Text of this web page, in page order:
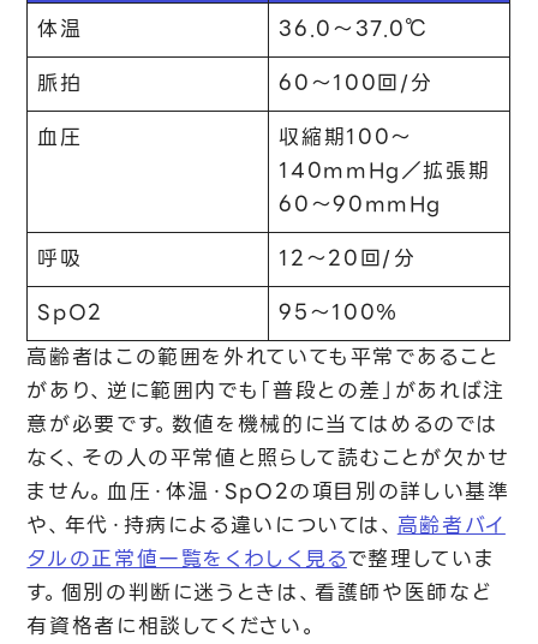
体温
36.0〜37.0℃
脈拍
60〜100回/分
血圧
収縮期100〜
140mmHg／拡張期
60〜90mmHg
呼吸
12〜20回/分
SpO2
95〜100％
高齢者はこの範囲を外れていても平常であること
があり、逆に範囲内でも「普段との差」があれば注
意が必要です。数値を機械的に当てはめるのでは
なく、その人の平常値と照らして読むことが欠かせ
ません。血圧・体温・SpO2の項目別の詳しい基準
や、年代・持病による違いについては、高齢者バイ
タルの正常値一覧をくわしく見るで整理していま
す。個別の判断に迷うときは、看護師や医師など
有資格者に相談してください。